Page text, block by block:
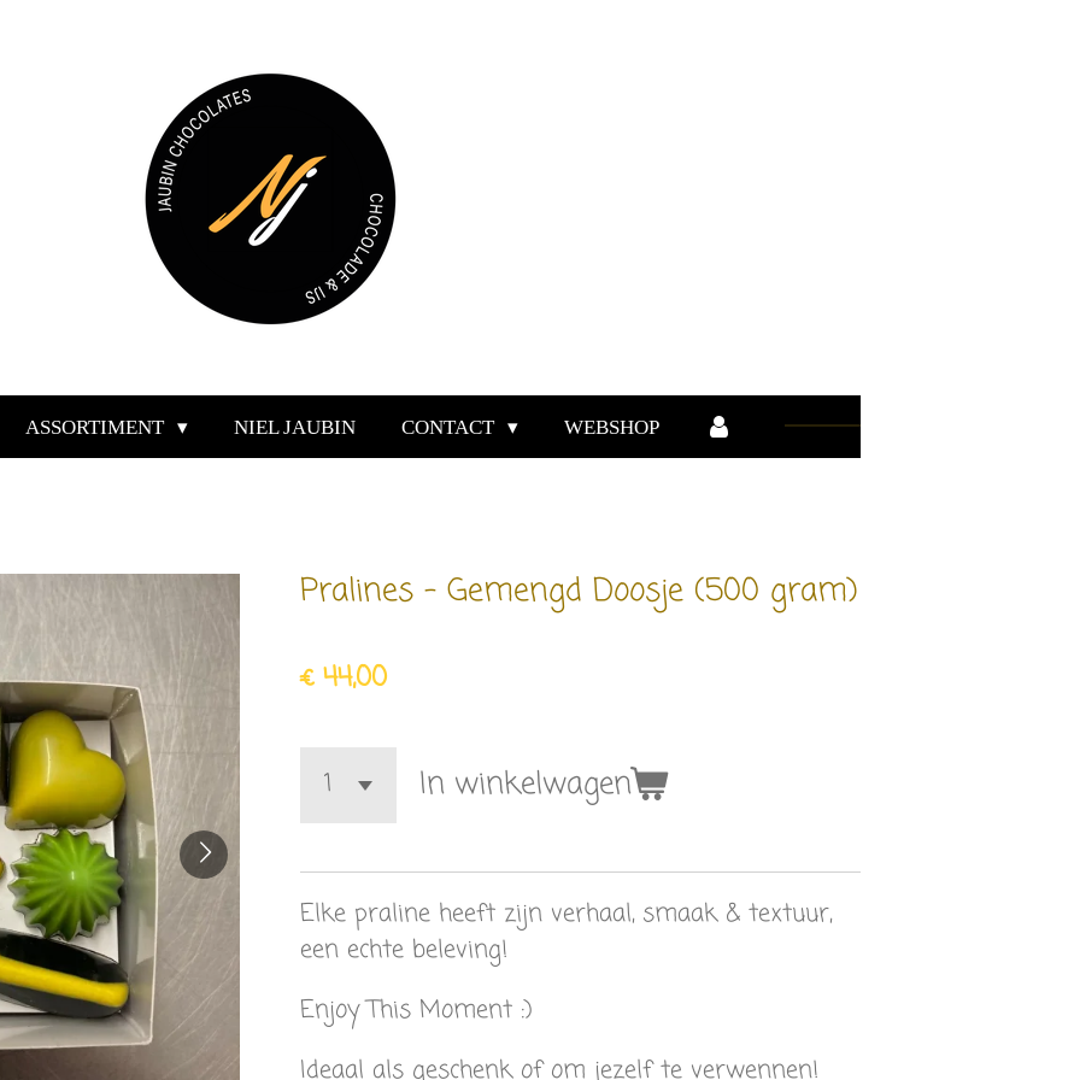
ASSORTIMENT NIEL JAUBIN CONTACT WEBSHOP
Pralines - Gemengd Doosje (500 gram)
€ 44,00
In winkelwagen
Elke praline heeft zijn verhaal, smaak & textuur,
een echte beleving!
Enjoy This Moment :)
Ideaal als geschenk of om jezelf te verwennen!